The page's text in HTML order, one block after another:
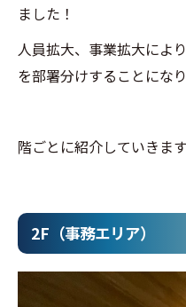
ました！
人員拡大、事業拡大によ
を部署分けすることにな
階ごとに紹介していきます
2F（事務エリア）